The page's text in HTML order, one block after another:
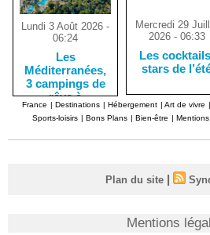
Lundi 3 Août 2026 -
06:24
Les
Méditerranées,
3 campings de
rêve à
Marseillan-
Plage
Mercredi 29
2026 - 06:33
Les
stars de
France | Destinations | Hébergement | Art de vivre |
Sports-loisirs | Bons Plans | Bien-être |
Plan du site |
Mentions